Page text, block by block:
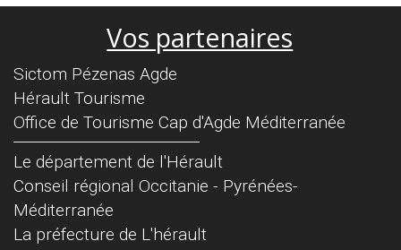
Vos partenaires
Sictom Pézenas Agde
Hérault Tourisme
Office de Tourisme Cap d'Agde Méditerranée
Séparateur
Le département de l'Hérault
Conseil régional Occitanie - Pyrénées-
Méditerranée
La préfecture de L'hérault